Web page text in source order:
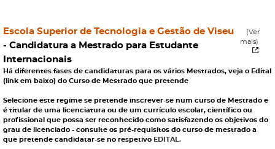
Escola Superior de Tecnologia e Gestão de Viseu
- Candidatura a Mestrado para Estudante
Internacionais
(Ver
mais)
Há diferentes fases de candidaturas para os vários Mestrados, veja o Edital
(link em baixo) do Curso de Mestrado que pretende
Selecione este regime se pretende inscrever-se num curso de Mestrado e
é titular de uma licenciatura ou de um currículo escolar, científico ou
profissional que possa ser reconhecido como satisfazendo os objetivos do
grau de licenciado - consulte os pré-requisitos do curso de mestrado a
que pretende candidatar-se no respetivo EDITAL.